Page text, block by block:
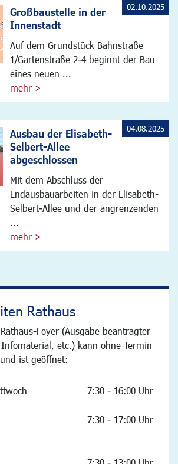
Großbaustelle in der
Innenstadt
Auf dem Grundstück Bahnstraße
1/Gartenstraße 2-4 beginnt der Bau
eines neuen ...
mehr >
02.10.2025
Ausbau der Elisabeth-
Selbert-Allee
abgeschlossen
Mit dem Abschluss der
Endausbauarbeiten in der Elisabeth-
Selbert-Allee und der angrenzenden
...
mehr >
04.08.2025
Rathaus
Foyer (Ausgabe beantragter
etc.) kann ohne Termin
ist geöffnet:
7:30 - 16:00 Uhr
7:30 - 17:00 Uhr